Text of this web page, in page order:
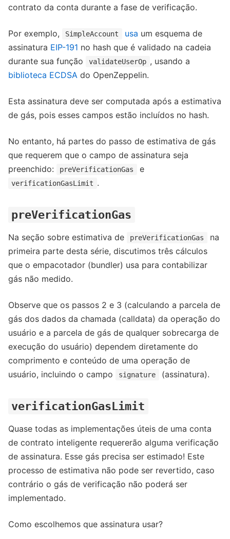
contrato da conta durante a fase de verificação.
Por exemplo, SimpleAccount usa um esquema de
assinatura EIP-191 no hash que é validado na cadeia
durante sua função
validateUserOp , usando a
biblioteca ECDSA do OpenZeppelin.
Esta assinatura deve ser computada após a estimativa
de gás, pois esses campos estão incluídos no hash.
No entanto, há partes do passo de estimativa de gás
que requerem que o campo de assinatura seja
preenchido:
preVerificationGas e
verificationGasLimit .
preVerificationGas
Na seção sobre estimativa de preVerificationGas
na
primeira parte desta série, discutimos três cálculos
que o empacotador (bundler) usa para contabilizar
gás não medido.
Observe que os passos 2 e 3 (calculando a parcela de
gás dos dados da chamada (calldata) da operação do
usuário e a parcela de gás de qualquer sobrecarga de
execução do usuário) dependem diretamente do
comprimento e conteúdo de uma operação de
usuário, incluindo o campo
signature (assinatura).
verificationGasLimit
Quase todas as implementações úteis de uma conta
de contrato inteligente requererão alguma verificação
de assinatura. Esse gás precisa ser estimado! Este
processo de estimativa não pode ser revertido, caso
contrário o gás de verificação não poderá ser
implementado.
Como escolhemos que assinatura usar?